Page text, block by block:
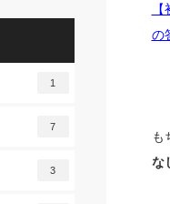
の
も
な
1
7
3